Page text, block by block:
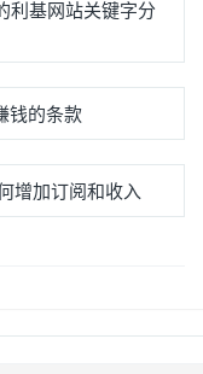
利基网站关键字分
钱的条款
增加订阅和收入